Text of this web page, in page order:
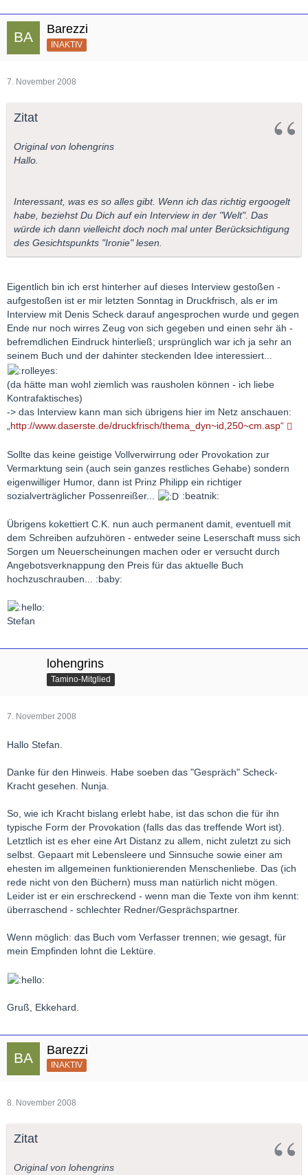
Barezzi
INAKTIV
7. November 2008
Zitat
Original von lohengrins
Hallo.
Interessant, was es so alles gibt. Wenn ich das richtig ergoogelt
habe, beziehst Du Dich auf ein Interview in der "Welt". Das
würde ich dann vielleicht doch noch mal unter Berücksichtigung
des Gesichtspunkts "Ironie" lesen.
Eigentlich bin ich erst hinterher auf dieses Interview gestoßen -
aufgestoßen ist er mir letzten Sonntag in Druckfrisch, als er im
Interview mit Denis Scheck darauf angesprochen wurde und gegen
Ende nur noch wirres Zeug von sich gegeben und einen sehr äh -
befremdlichen Eindruck hinterließ; ursprünglich war ich ja sehr an
seinem Buch und der dahinter steckenden Idee interessiert...
(da hätte man wohl ziemlich was rausholen können - ich liebe
Kontrafaktisches)
-> das Interview kann man sich übrigens hier im Netz anschauen:
http://www.daserste.de/druckfrisch/thema_dyn~id,250~cm.asp“
Sollte das keine geistige Vollverwirrung oder Provokation zur
Vermarktung sein (auch sein ganzes restliches Gehabe) sondern
eigenwilliger Humor, dann ist Prinz Philipp ein richtiger
sozialverträglicher Possenreißer...
:beatnik:
Übrigens kokettiert C.K. nun auch permanent damit, eventuell mit
dem Schreiben aufzuhören - entweder seine Leserschaft muss sich
Sorgen um Neuerscheinungen machen oder er versucht durch
Angebotsverknappung den Preis für das aktuelle Buch
hochzuschrauben... :baby:
Stefan
lohengrins
Tamino-Mitglied
7. November 2008
Hallo Stefan.
Danke für den Hinweis. Habe soeben das "Gespräch" Scheck-
Kracht gesehen. Nunja.
So, wie ich Kracht bislang erlebt habe, ist das schon die für ihn
typische Form der Provokation (falls das das treffende Wort ist).
Letztlich ist es eher eine Art Distanz zu allem, nicht zuletzt zu sich
selbst. Gepaart mit Lebensleere und Sinnsuche sowie einer am
ehesten im allgemeinen funktionierenden Menschenliebe. Das (ich
rede nicht von den Büchern) muss man natürlich nicht mögen.
Leider ist er ein erschreckend - wenn man die Texte von ihm kennt:
überraschend - schlechter Redner/Gesprächspartner.
Wenn möglich: das Buch vom Verfasser trennen; wie gesagt, für
mein Empfinden lohnt die Lektüre.
Gruß, Ekkehard.
Barezzi
INAKTIV
8. November 2008
Zitat
Original von lohengrins